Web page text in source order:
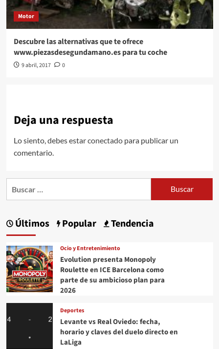
Motor
Descubre las alternativas que te ofrece
www.piezasdesegundamano.es para tu coche
9 abril, 2017 0
Deja una respuesta
Lo siento, debes estarconectadopara publicar un
comentario.
Últimos Popular Tendencia
Ocio y Entretenimiento
Evolution presenta Monopoly
Roulette en ICE Barcelona como
parte de su ambicioso plan para
2026
Deportes
Levante vs Real Oviedo: fecha,
horario y claves del duelo directo en
LaLiga